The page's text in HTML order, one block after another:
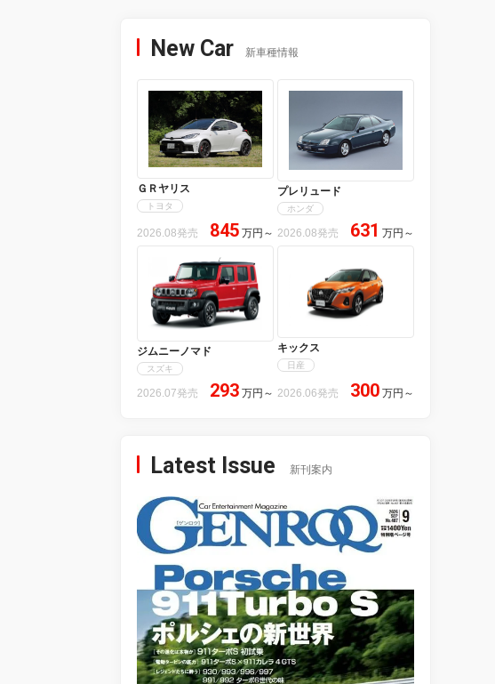
New Car 新車種情報
ＧＲヤリス
トヨタ
2026.08発売 845 万円 ～
プレリュード
ホンダ
2026.08発売 631 万円 ～
ジムニーノマド
スズキ
2026.07発売 293 万円 ～
キックス
日産
2026.06発売 300 万円 ～
Latest Issue 新刊案内